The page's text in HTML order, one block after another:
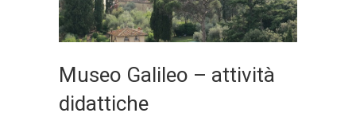
Museo Galileo – attività
didattiche